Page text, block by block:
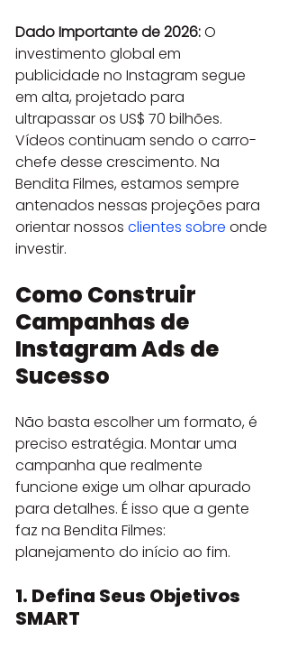
Dado Importante de 2026: O
investimento global em
publicidade no Instagram segue
em alta, projetado para
ultrapassar os US$ 70 bilhões.
Vídeos continuam sendo o carro-
chefe desse crescimento. Na
Bendita Filmes, estamos sempre
antenados nessas projeções para
orientar nossos clientes sobre onde
investir.
Como Construir
Campanhas de
Instagram Ads de
Sucesso
Não basta escolher um formato, é
preciso estratégia. Montar uma
campanha que realmente
funcione exige um olhar apurado
para detalhes. É isso que a gente
faz na Bendita Filmes:
planejamento do início ao fim.
1. Defina Seus Objetivos
SMART